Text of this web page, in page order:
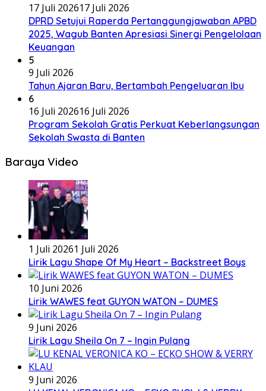
17 Juli 202617 Juli 2026
DPRD Setujui Raperda Pertanggungjawaban APBD
2025, Wagub Banten Apresiasi Sinergi Pengelolaan
Keuangan
5
9 Juli 2026
Tahun Ajaran Baru, Bertambah Pengeluaran Ibu
6
16 Juli 202616 Juli 2026
Program Sekolah Gratis Perkuat Keberlangsungan
Sekolah Swasta di Banten
Baraya Video
1 Juli 20261 Juli 2026
Lirik Lagu Shape Of My Heart – Backstreet Boys
10 Juni 2026
Lirik WAWES feat GUYON WATON – DUMES
9 Juni 2026
Lirik Lagu Sheila On 7 – Ingin Pulang
9 Juni 2026